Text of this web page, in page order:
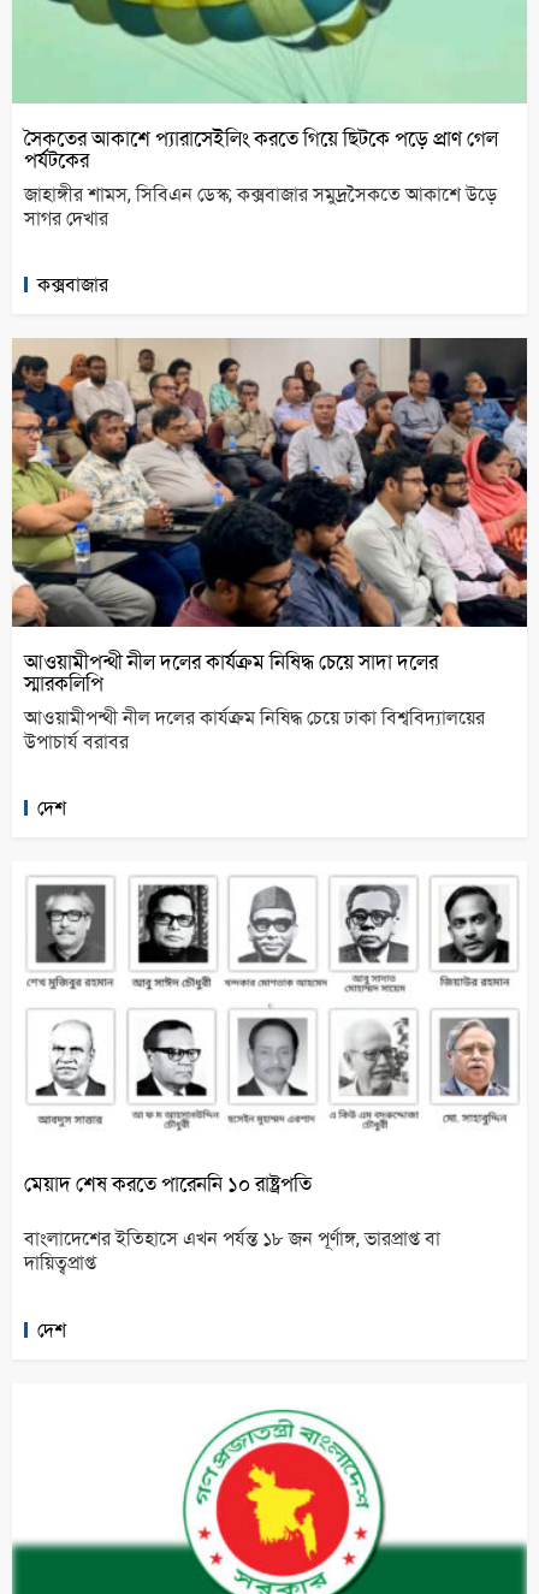
সৈকতের আকাশে প্যারাসেইলিং করতে গিয়ে ছিটকে পড়ে প্রাণ গেল
পর্যটকের
জাহাঙ্গীর শামস, সিবিএন ডেস্ক; কক্সবাজার সমুদ্রসৈকতে আকাশে উড়ে
সাগর দেখার
কক্সবাজার
আওয়ামীপন্থী নীল দলের কার্যক্রম নিষিদ্ধ চেয়ে সাদা দলের
স্মারকলিপি
আওয়ামীপন্থী নীল দলের কার্যক্রম নিষিদ্ধ চেয়ে ঢাকা বিশ্ববিদ্যালয়ের
উপাচার্য বরাবর
দেশ
মেয়াদ শেষ করতে পারেননি ১০ রাষ্ট্রপতি
বাংলাদেশের ইতিহাসে এখন পর্যন্ত ১৮ জন পূর্ণাঙ্গ, ভারপ্রাপ্ত বা
দায়িত্বপ্রাপ্ত
দেশ